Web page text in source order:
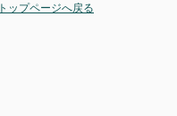
トップページへ戻る